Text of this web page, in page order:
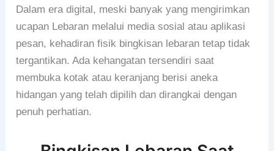
Dalam era digital, meski banyak yang mengirimkan
ucapan Lebaran melalui media sosial atau aplikasi
pesan, kehadiran fisik bingkisan lebaran tetap tidak
tergantikan. Ada kehangatan tersendiri saat
membuka kotak atau keranjang berisi aneka
hidangan yang telah dipilih dan dirangkai dengan
penuh perhatian.